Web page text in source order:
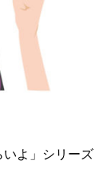
よ」シリーズ